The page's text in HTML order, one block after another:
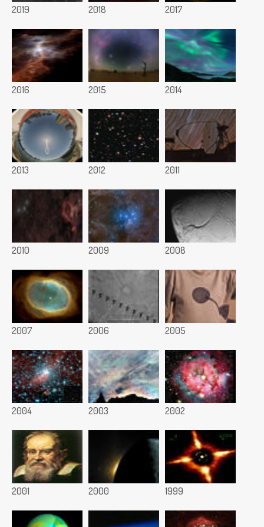
2019 2018 2017
2016 2015 2014
2013 2012 2011
2010 2009 2008
2007 2006 2005
2004 2003 2002
2001 2000 1999